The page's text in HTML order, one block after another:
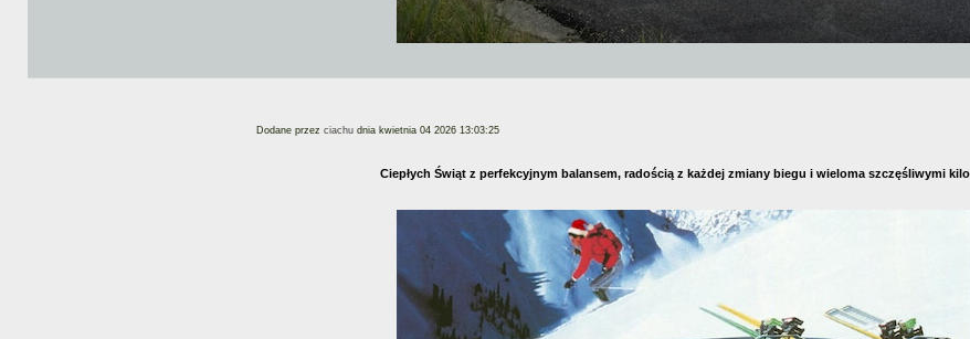
Dodane przez ciachu dnia kwietnia 04 2026 13:03:25
Ciepłych Świąt z perfekcyjnym balansem, radością z każdej zmiany biegu i wieloma szczęśliwymi